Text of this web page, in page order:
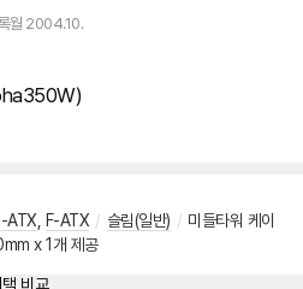
월 2004.10.
ATX F-ATX / 슬림(일반) / 미들타워 케이
x 1개 제공